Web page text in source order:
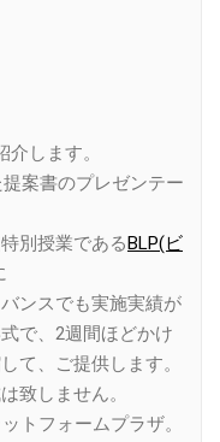
します。
案書のプレゼンテー
別授業であるBLP(ビ
ンスでも実施実績が
で、2週間ほどかけ
て、ご提供します。
致しません。
トフォームプラザ。